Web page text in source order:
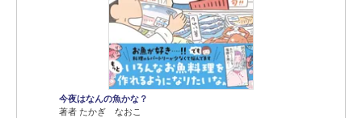
今夜はなんの魚かな？
著者 たかぎ なおこ